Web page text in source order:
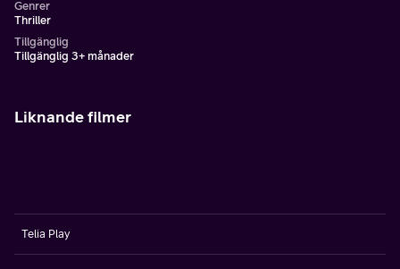
Genrer
Thriller
Tillgänglig
Tillgänglig 3+ månader
Liknande filmer
Telia Play